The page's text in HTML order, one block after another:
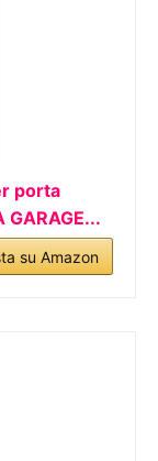
porta
su Amazon